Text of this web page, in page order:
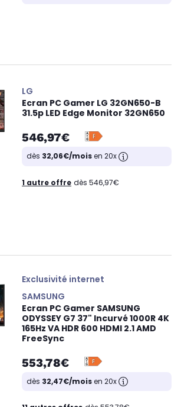
LG
Ecran PC Gamer LG 32GN650-B
31.5p LED Edge Monitor 32GN650
546,97€
dès 32,06€/moisen 20x
1 autre offre dès 546,97€
Exclusivité internet
SAMSUNG
Ecran PC Gamer SAMSUNG
ODYSSEY G7 37" Incurvé 1000R 4K
165Hz VA HDR 600 HDMI 2.1 AMD
FreeSync
553,78€
dès 32,47€/moisen 20x